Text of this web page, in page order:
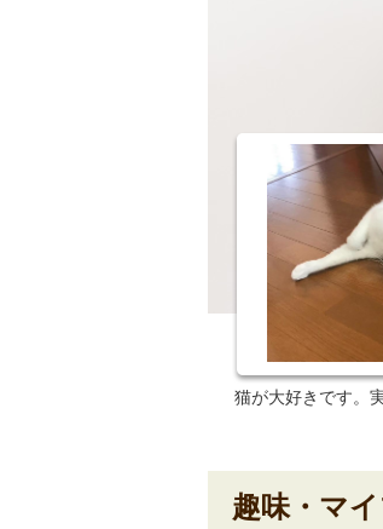
猫が大好きです。
趣味・マ